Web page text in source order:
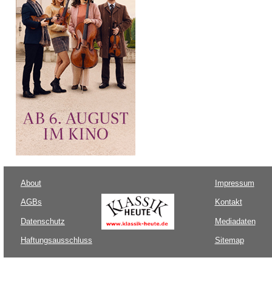
About
AGBs
Datenschutz
Haftungsausschluss
Impressum
Kontakt
Mediadaten
Sitemap